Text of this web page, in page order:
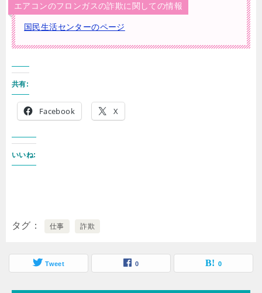
エアコンのフロンガスの詐欺に関しての情報
国民生活センターのページ
共有:
Facebook X
いいね:
タグ 仕事 詐欺
Tweet 0 0